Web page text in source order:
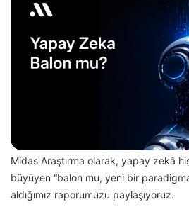
Midas Araştırma olarak, yapay zekâ
büyüyen “balon mu, yeni bir paradigma
aldığımız raporumuzu paylaşıyoruz.